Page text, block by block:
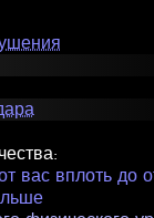
вас вплоть до